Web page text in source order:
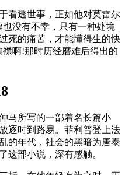
看透世事，正如他对莫雷尔
没有不幸，只有一种处境
死的痛苦，才能懂得生的快
啊!那时历经磨难后得出的
马所写的一部着名长篇小
逐时到路易。菲利普登上法
的年代，社会的黑暗为唐泰
这部小说，深有感触。